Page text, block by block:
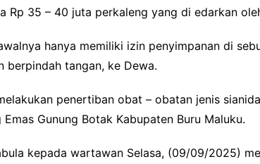
Rp 35 – 40 juta perkaleng yang di edarkan
hanya memiliki izin penyimpanan di
berpindah tangan, ke Dewa.
penertiban obat – obatan jenis
Gunung Botak Kabupaten Buru Maluku.
kepada wartawan Selasa, (09/09/2025)